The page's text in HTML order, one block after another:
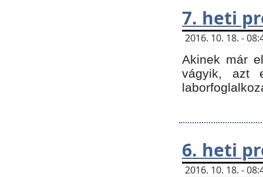
7. heti
2016. 10. 18. -
Akinek már
vágyik, azt
6. heti
2016. 10. 18. -